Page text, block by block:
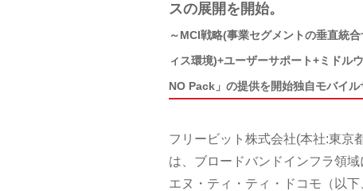
スの展開を開始。
～MCI戦略(事業セグメントの垂直統
ィス環境)+ユーザーサポート+ミド
NO Pack」の提供を開始独自モバイ
フリービット株式会社(本社:東京
は、ブロードバンドインフラ領
エヌ・ティ・ティ・ドコモ（以